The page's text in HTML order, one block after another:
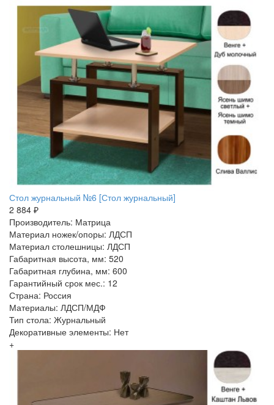
Стол журнальный №6 [Стол журнальный]
2 884 ₽
Производитель: Матрица
Материал ножек/опоры: ЛДСП
Материал столешницы: ЛДСП
Габаритная высота, мм: 520
Габаритная глубина, мм: 600
Гарантийный срок мес.: 12
Страна: Россия
Материалы: ЛДСП/МДФ
Тип стола: Журнальный
Декоративные элементы: Нет
+